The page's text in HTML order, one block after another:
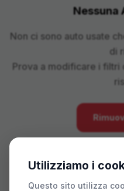
Nessuna
Non ci sono auto usate
di
Prova a modificare i
Utilizziamo i
Questo sito utilizza